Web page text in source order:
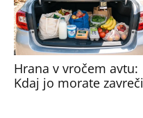
Hrana v vročem avtu:
Kdaj jo morate zavreči